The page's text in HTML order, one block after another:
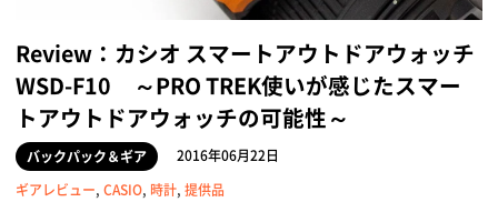
Review：カシオ スマートアウトドアウォッチ
WSD-F10 ～PRO TREK使いが感じたスマー
トアウトドアウォッチの可能性～
バックパック＆ギア
2016年06月22日
ギアレビュー, CASIO, 時計, 提供品